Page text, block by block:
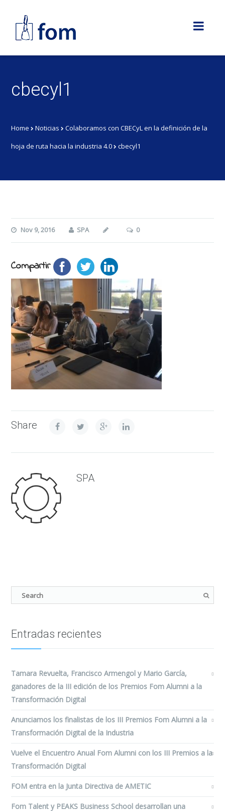
cbecyl1
Home Noticias
Colaboramos con CBECyL en la definición de la
hoja de ruta hacia la industria 4.0
cbecyl1
Nov 9, 2016 SPA 0
Compartir
Share
SPA
Entradas recientes
Tamara Revuelta, Francisco Armengol y Mario García,
ganadores de la III edición de los Premios Fom Alumni a la
Transformación Digital
Anunciamos los finalistas de los III Premios Fom Alumni a la
Transformación Digital de la Industria
Vuelve el Encuentro Anual Fom Alumni con los III Premios a la
Transformación Digital
FOM entra en la Junta Directiva de AMETIC
Fom Talent y PEAKS Business School desarrollan una